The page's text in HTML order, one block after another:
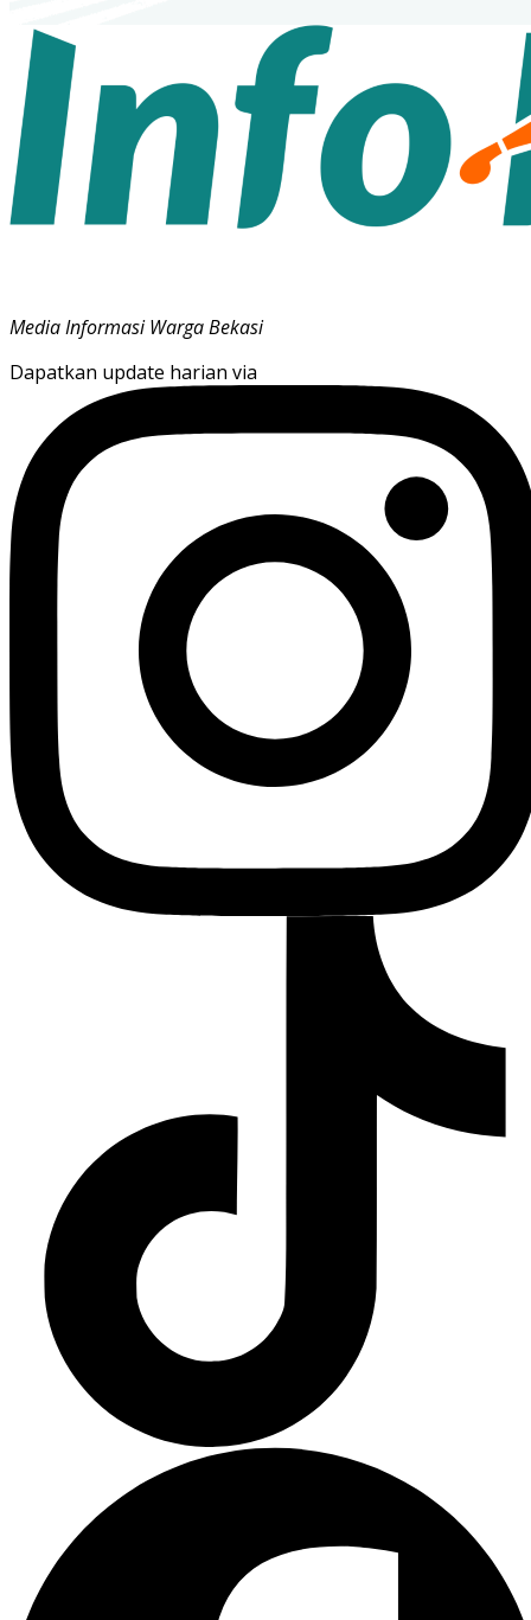
Media Informasi Warga Bekasi
Dapatkan update harian via